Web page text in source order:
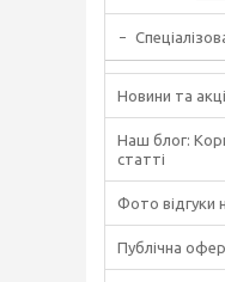
Новини та
Наш блог:
статті
Фото відгуки
Публічна